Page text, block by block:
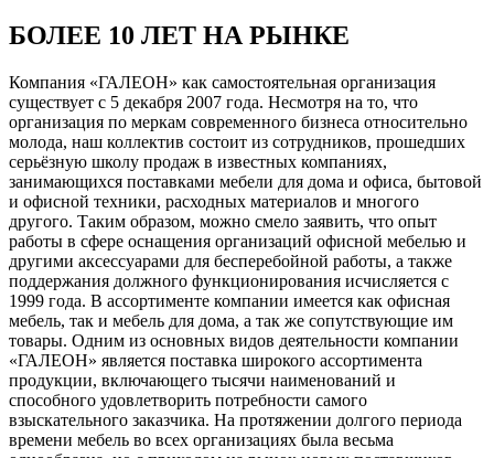
БОЛЕЕ 10 ЛЕТ НА РЫНКЕ
Компания «ГАЛЕОН» как самостоятельная организация
существует с 5 декабря 2007 года. Несмотря на то, что
организация по меркам современного бизнеса относительно
молода, наш коллектив состоит из сотрудников, прошедших
серьёзную школу продаж в известных компаниях,
занимающихся поставками мебели для дома и офиса, бытовой
и офисной техники, расходных материалов и многого
другого. Таким образом, можно смело заявить, что опыт
работы в сфере оснащения организаций офисной мебелью и
другими аксессуарами для бесперебойной работы, а также
поддержания должного функционирования исчисляется с
1999 года. В ассортименте компании имеется как офисная
мебель, так и мебель для дома, а так же сопутствующие им
товары. Одним из основных видов деятельности компании
«ГАЛЕОН» является поставка широкого ассортимента
продукции, включающего тысячи наименований и
способного удовлетворить потребности самого
взыскательного заказчика. На протяжении долгого периода
времени мебель во всех организациях была весьма